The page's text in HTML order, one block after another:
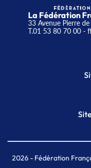
La Fédération
33 Avenue Pierre
T.01 53 80 70 00-
2026- Fédération